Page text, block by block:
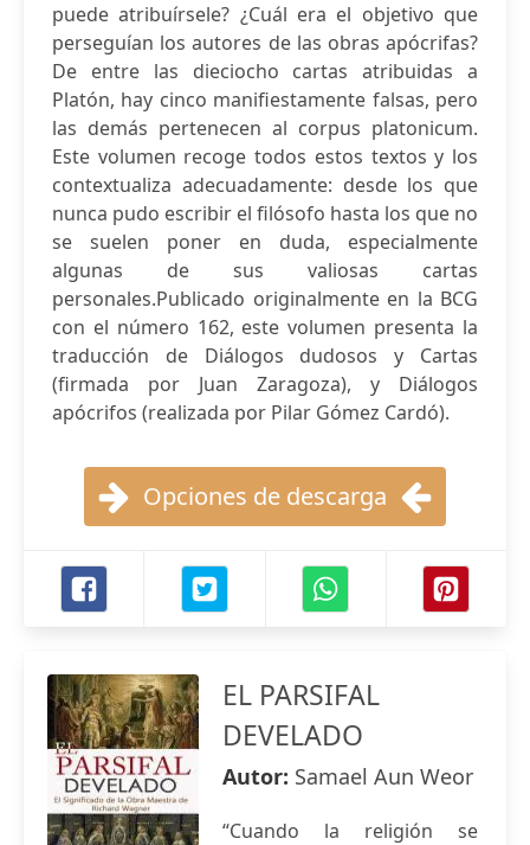
puede atribuírsele? ¿Cuál era el objetivo que
perseguían los autores de las obras apócrifas?
De entre las dieciocho cartas atribuidas a
Platón, hay cinco manifiestamente falsas, pero
las demás pertenecen al corpus platonicum.
Este volumen recoge todos estos textos y los
contextualiza adecuadamente: desde los que
nunca pudo escribir el filósofo hasta los que no
se suelen poner en duda, especialmente
algunas de sus valiosas cartas
personales.Publicado originalmente en la BCG
con el número 162, este volumen presenta la
traducción de Diálogos dudosos y Cartas
(firmada por Juan Zaragoza), y Diálogos
apócrifos (realizada por Pilar Gómez Cardó).
Opciones de descarga
EL PARSIFAL
DEVELADO
Autor: Samael Aun Weor
“Cuando la religión se